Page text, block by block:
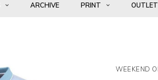
ARCHIVE PRINT OUTLET
WEEKEND